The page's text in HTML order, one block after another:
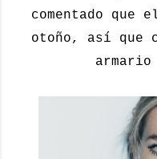
comentado
otoño, así que
armario